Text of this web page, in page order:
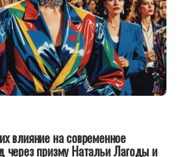
влияние на современное
через призму Натальи Лагоды и